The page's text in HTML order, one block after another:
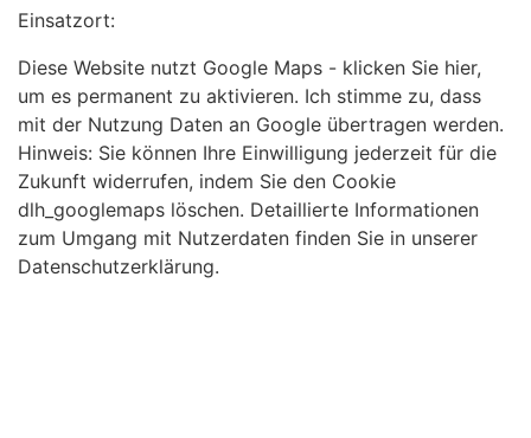
Einsatzort:
Diese Website nutzt Google Maps - klicken Sie hier,
um es permanent zu aktivieren. Ich stimme zu, dass
mit der Nutzung Daten an Google übertragen werden.
Hinweis: Sie können Ihre Einwilligung jederzeit für die
Zukunft widerrufen, indem Sie den Cookie
dlh_googlemaps löschen. Detaillierte Informationen
zum Umgang mit Nutzerdaten finden Sie in unserer
Datenschutzerklärung.